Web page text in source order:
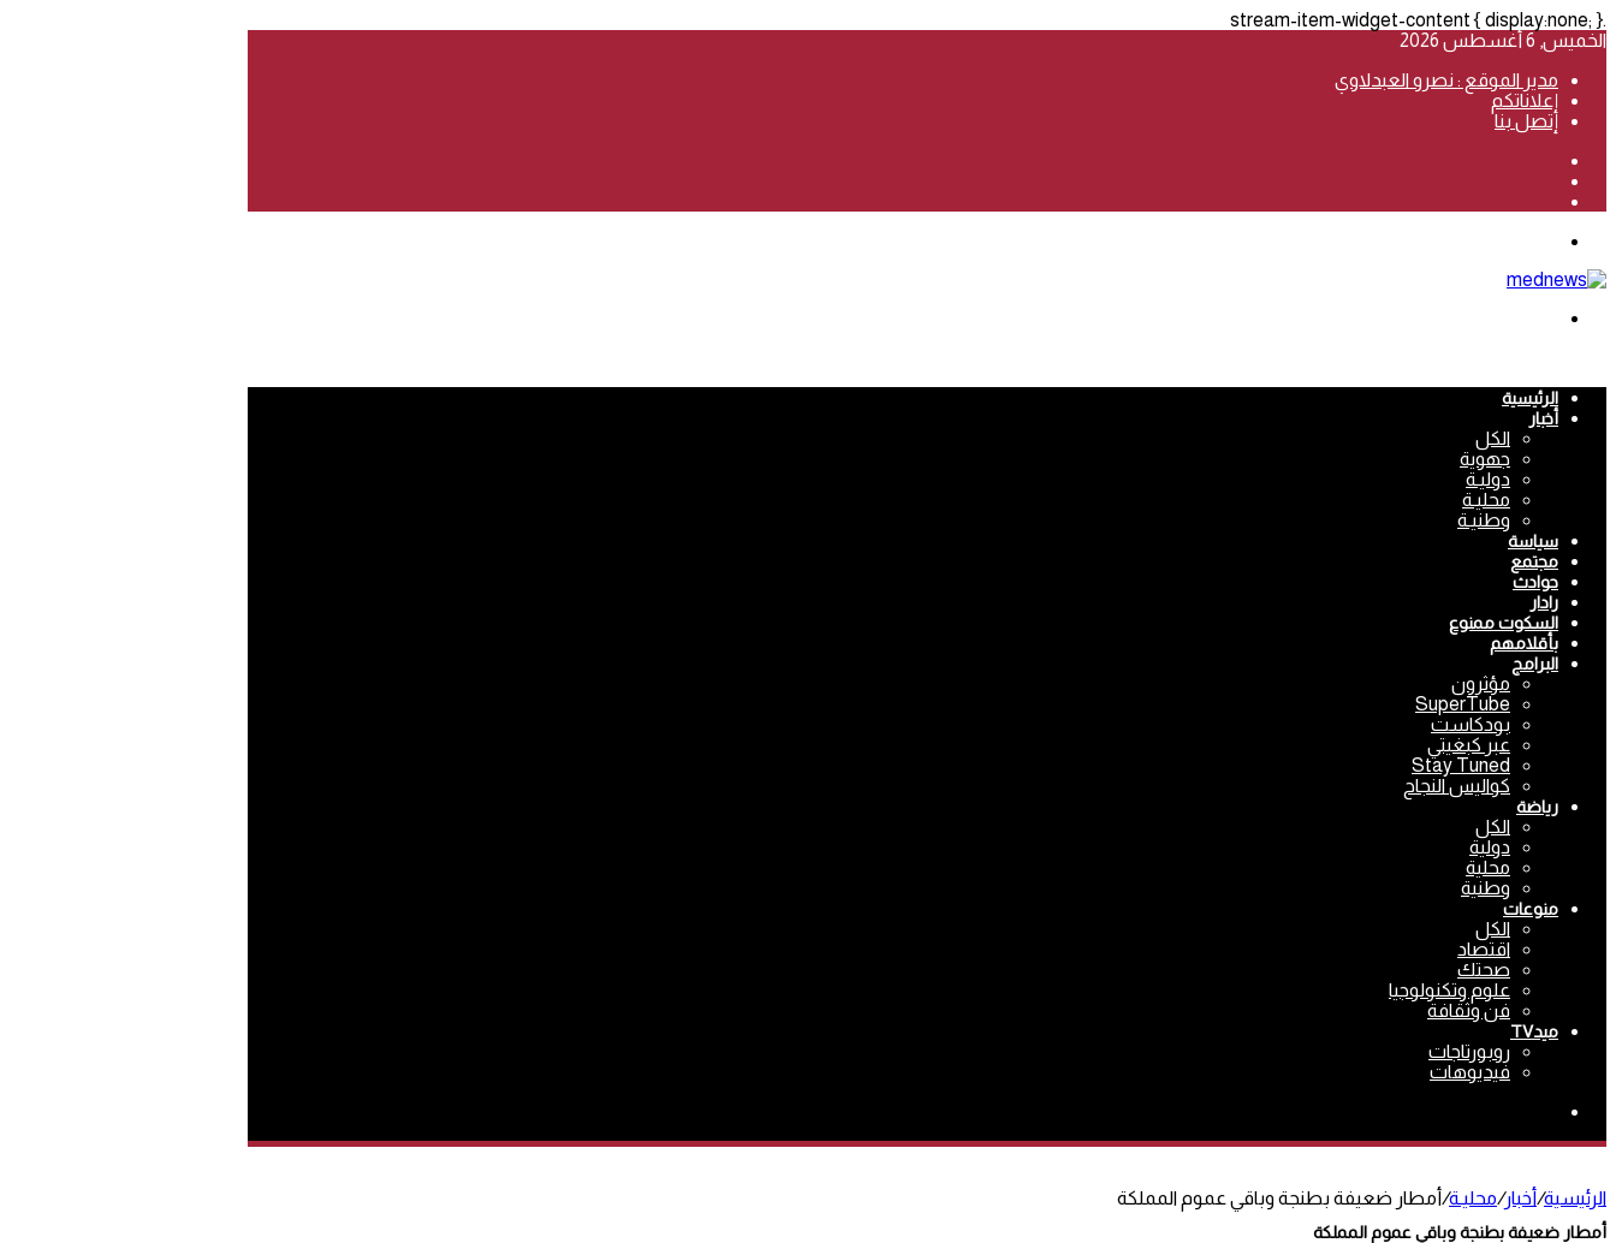
.stream-item-widget-content { display:none; }
الخميس, 6 أغسطس 2026
مدير الموقع : نصرو العبدلاوي
إعلاناتكم
إتصل بنا
الرئيسية
أخبار
الكل
جهوية
دوليـة
محليـة
وطنيـة
سياسة
مجتمع
حوادث
رادار
السكوت ممنوع
بأقلامهم
البرامج
مؤثرون
SuperTube
بودكاست
عبر كبغيتي
Stay Tuned
كواليس النجاح
رياضة
الكل
دولية
محلية
وطنية
منوعات
الكل
اقتصاد
صحتك
علوم وتكنولوجيا
فن وثقافة
ميدTV
روبورتاجات
فيديوهات
الرئيسية/أخبار/محليـة/أمطار ضعيفة بطنجة وباقي عموم المملكة
أمطار ضعيفة بطنجة وباقي عموم المملكة